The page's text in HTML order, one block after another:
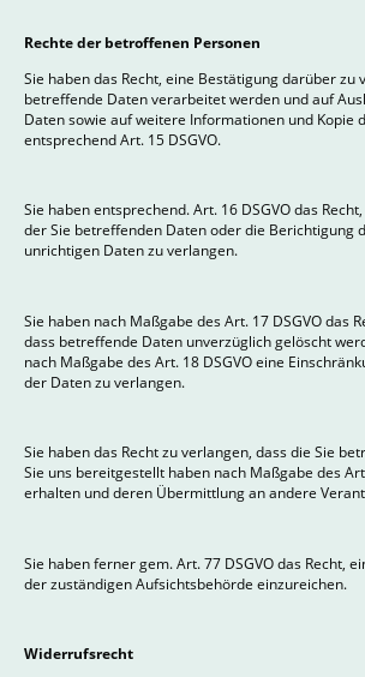
Rechte der betroffenen Personen
Sie haben das Recht, eine Bestätigung darüber zu
betreffende Daten verarbeitet werden und auf
Daten sowie auf weitere Informationen und Kopie
entsprechend Art. 15 DSGVO.
Sie haben entsprechend. Art. 16 DSGVO das
der Sie betreffenden Daten oder die Berichtigung
unrichtigen Daten zu verlangen.
Sie haben nach Maßgabe des Art. 17 DSGVO das
dass betreffende Daten unverzüglich gelöscht
nach Maßgabe des Art. 18 DSGVO eine
der Daten zu verlangen.
Sie haben das Recht zu verlangen, dass die Sie
Sie uns bereitgestellt haben nach Maßgabe des
erhalten und deren Übermittlung an andere
Sie haben ferner gem. Art. 77 DSGVO das Recht,
der zuständigen Aufsichtsbehörde einzureichen.
Widerrufsrecht